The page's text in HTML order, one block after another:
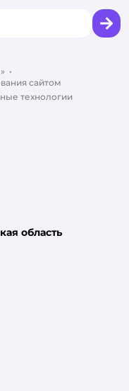
•
сайтом
технологии
область